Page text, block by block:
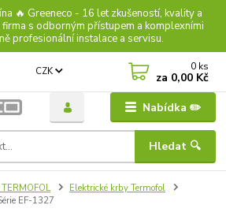
🔥 Greeneco - 16 let zkušeností, kvality a
s odborným přístupem a komplexními
profesionální instalace a servisu.
Nabídka ✏️
CZK
Hledat 🔍
0 ks
za 0,00 Kč
Elektrické krby Termofol
EF-1327